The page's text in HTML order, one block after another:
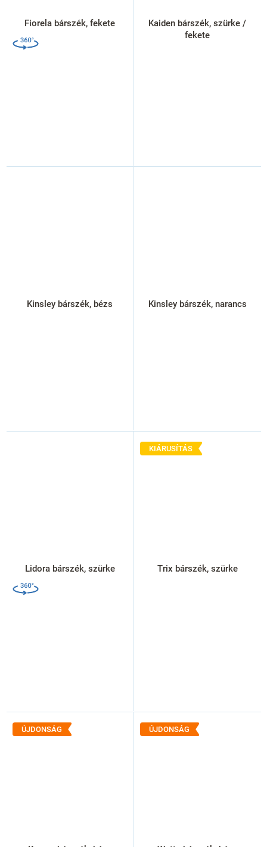
Fiorela bárszék, fekete
Kaiden bárszék, szürke /
fekete
Kinsley bárszék, bézs Kinsley bárszék, narancs
Lidora bárszék, szürke
KIÁRUSÍTÁS
Trix bárszék, szürke
ÚJDONSÁG ÚJDONSÁG